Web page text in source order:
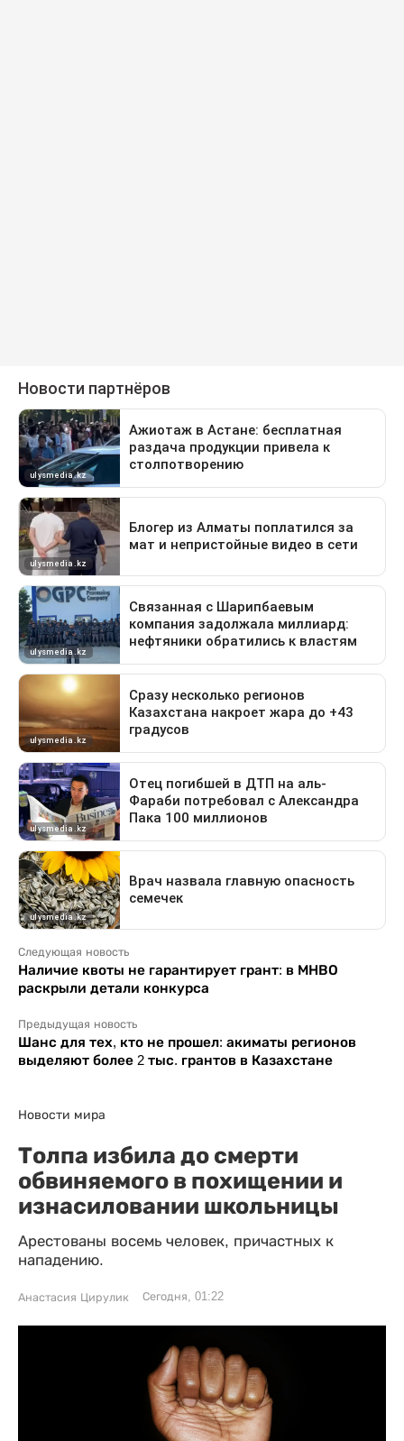
Следующая новость
Наличие квоты не гарантирует грант: в МНВО
раскрыли детали конкурса
Предыдущая новость
Шанс для тех, кто не прошел: акиматы регионов
выделяют более 2 тыс. грантов в Казахстане
Новости мира
Толпа избила до смерти
обвиняемого в похищении и
изнасиловании школьницы
Арестованы восемь человек, причастных к
нападению.
Анастасия Цирулик Сегодня, 01:22